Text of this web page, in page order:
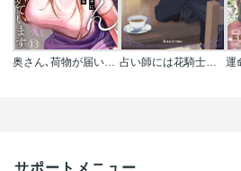
奥さん､荷物が届いています｡～宅配男子に迫られる人妻～ 占い師には花騎士の恋心が見えています
サポートメニュー